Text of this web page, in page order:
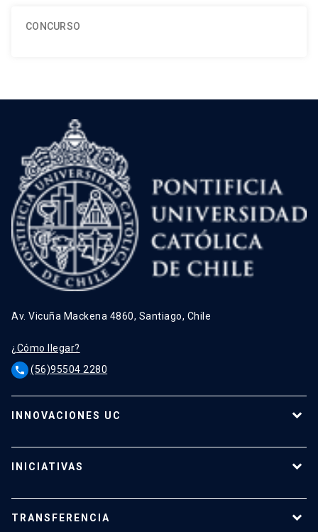
CONCURSO
Av. Vicuña Mackena 4860, Santiago, Chile
¿Cómo llegar?
phone (56)95504 2280
INNOVACIONES UC
Oferta para empresas
INICIATIVAS
Apoyo a investigadores
TRANSFERENCIA